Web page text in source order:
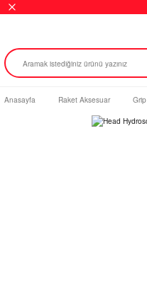
Anasayfa Raket Aksesuar Grip